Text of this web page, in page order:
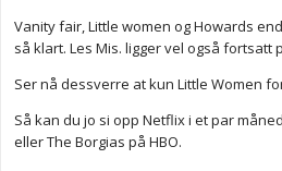
Vanity fair, Little women og Howards
så klart. Les Mis. ligger vel også fortsatt
Ser nå dessverre at kun Little Women
Så kan du jo si opp Netflix i et par
eller The Borgias på HBO.